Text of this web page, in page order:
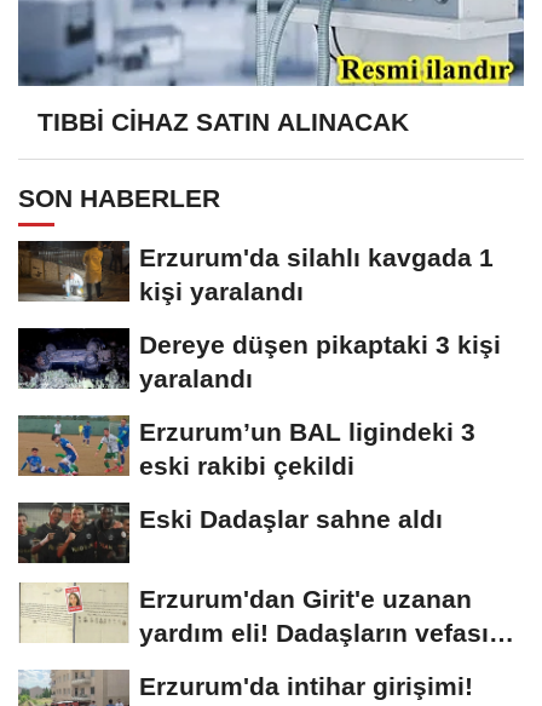
TIBBİ CİHAZ SATIN ALINACAK
SON HABERLER
Erzurum'da silahlı kavgada 1
kişi yaralandı
Dereye düşen pikaptaki 3 kişi
yaralandı
Erzurum’un BAL ligindeki 3
eski rakibi çekildi
Eski Dadaşlar sahne aldı
Erzurum'dan Girit'e uzanan
yardım eli! Dadaşların vefası
Erzurum'da intihar girişimi!